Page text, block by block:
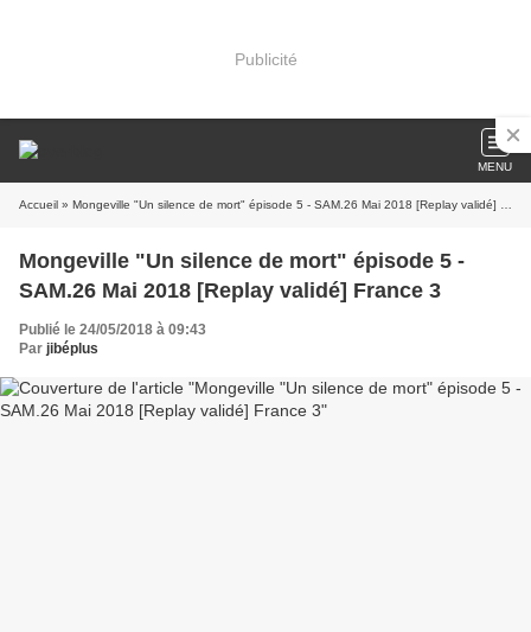
Publicité
MENU
Accueil » Mongeville "Un silence de mort" épisode 5 - SAM.26 Mai 2018 [Replay validé] France 3
Mongeville "Un silence de mort" épisode 5 -
SAM.26 Mai 2018 [Replay validé] France 3
Publié le 24/05/2018 à 09:43
Par jibéplus